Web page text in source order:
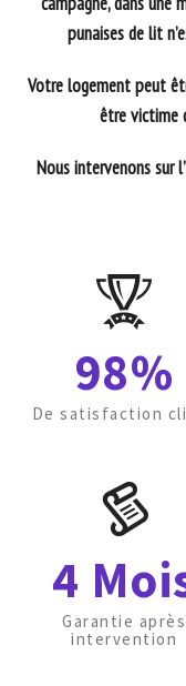
punaises de lit
Votre logement peut
être victime
Nous intervenons sur
98%
De satisfaction
4
Garantie après
intervention